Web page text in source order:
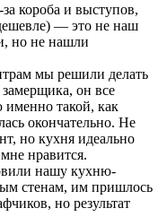
короба и выступов,
— это не наш
но не нашли
мы решили делать
он все
именно такой, как
окончательно. Не
но кухня идеально
нравится.
нашу кухню-
стенам, им пришлось
но результат